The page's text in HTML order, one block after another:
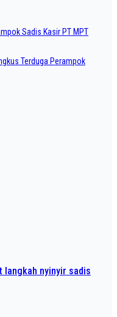
Sadis Kasir PT MPT
Terduga Perampok
langkah nyinyir sadis